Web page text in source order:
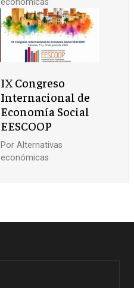
IX Congreso
Internacional de
Economía Social
EESCOOP
Por Alternativas
económicas